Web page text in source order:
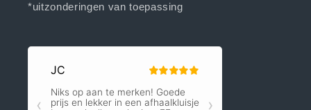
*uitzonderingen van toepassing